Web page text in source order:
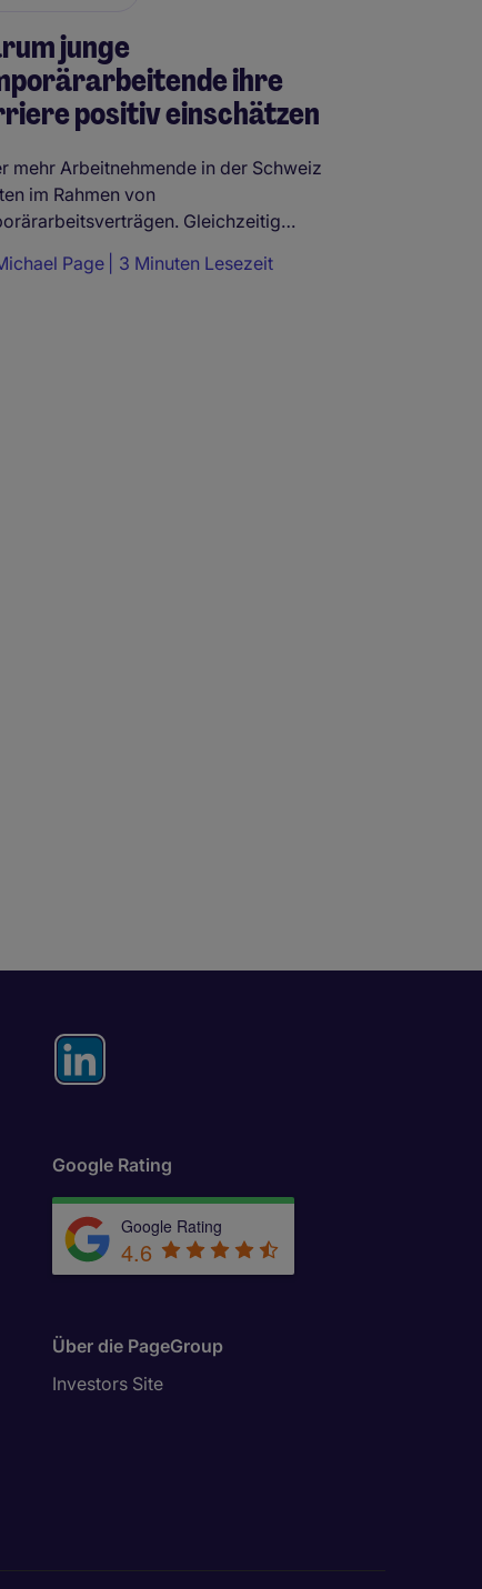
junge
ihre
positiv einschätzen
mehr Arbeitnehmende in der Schweiz
im Rahmen von
Gleichzeitig
Page 3 Minuten Lesezeit
Google Rating
Google Rating
4.6
Über die PageGroup
Investors Site